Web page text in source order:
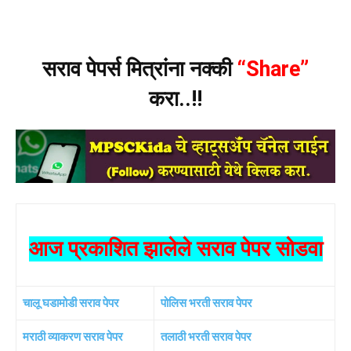
सराव पेपर्स मित्रांना नक्की“Share”
करा..!!
आज प्रकाशित झालेले सराव पेपर सोडवा
चालू घडामोडी सराव पेपर पोलिस भरती सराव पेपर
मराठी व्याकरण सराव पेपर तलाठी भरती सराव पेपर